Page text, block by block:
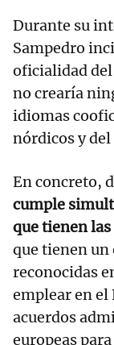
Durante su
Sampedro
oficialidad del
no crearía
idiomas
nórdicos y del
En concreto,
cumple
que tienen
que tienen
reconocidas
emplear en
acuerdos
europeas